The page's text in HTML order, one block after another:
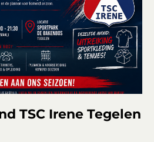
TSC Irene Tegelen